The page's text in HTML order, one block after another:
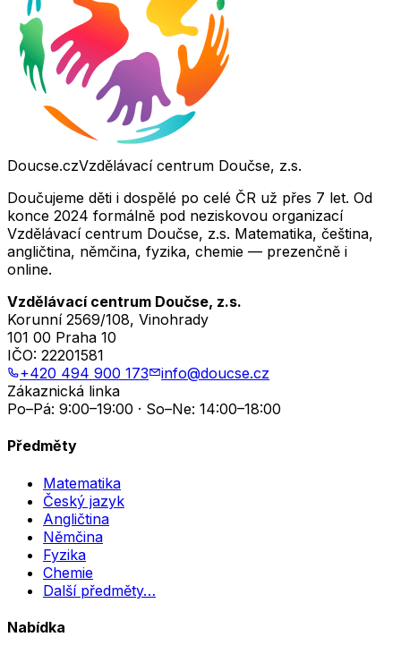
Doucse.czVzdělávací centrum Doučse, z.s.
Doučujeme děti i dospělé po celé ČR už přes 7 let. Od
konce 2024 formálně pod neziskovou organizací
Vzdělávací centrum Doučse, z.s. Matematika, čeština,
angličtina, němčina, fyzika, chemie — prezenčně i
online.
Vzdělávací centrum Doučse, z.s.
Korunní 2569/108, Vinohrady
101 00 Praha 10
IČO: 22201581
+420 494 900 173
info@doucse.cz
Zákaznická linka
Po–Pá: 9:00–19:00 · So–Ne: 14:00–18:00
Předměty
Matematika
Český jazyk
Angličtina
Němčina
Fyzika
Chemie
Další předměty…
Nabídka